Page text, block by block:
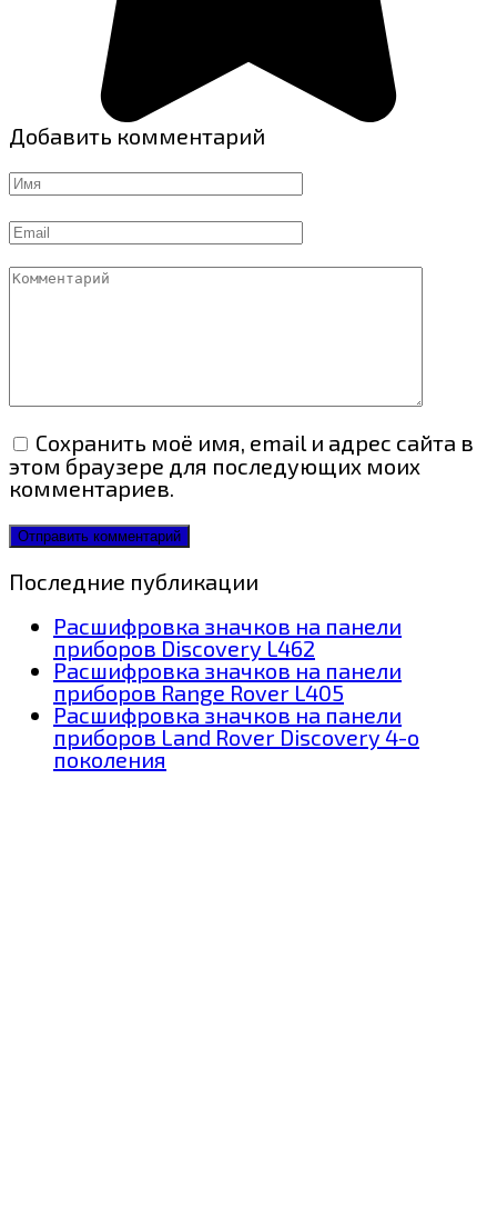
Добавить комментарий
Имя
Email
Комментарий
Сохранить моё имя, email и адрес сайта в
этом браузере для последующих моих
комментариев.
Последние публикации
Расшифровка значков на панели
приборов Discovery L462
Расшифровка значков на панели
приборов Range Rover L405
Расшифровка значков на панели
приборов Land Rover Discovery 4-о
поколения